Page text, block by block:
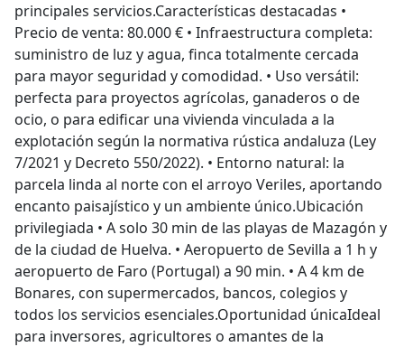
principales servicios.Características destacadas •
Precio de venta: 80.000 € • Infraestructura completa:
suministro de luz y agua, finca totalmente cercada
para mayor seguridad y comodidad. • Uso versátil:
perfecta para proyectos agrícolas, ganaderos o de
ocio, o para edificar una vivienda vinculada a la
explotación según la normativa rústica andaluza (Ley
7/2021 y Decreto 550/2022). • Entorno natural: la
parcela linda al norte con el arroyo Veriles, aportando
encanto paisajístico y un ambiente único.Ubicación
privilegiada • A solo 30 min de las playas de Mazagón y
de la ciudad de Huelva. • Aeropuerto de Sevilla a 1 h y
aeropuerto de Faro (Portugal) a 90 min. • A 4 km de
Bonares, con supermercados, bancos, colegios y
todos los servicios esenciales.Oportunidad únicaIdeal
para inversores, agricultores o amantes de la